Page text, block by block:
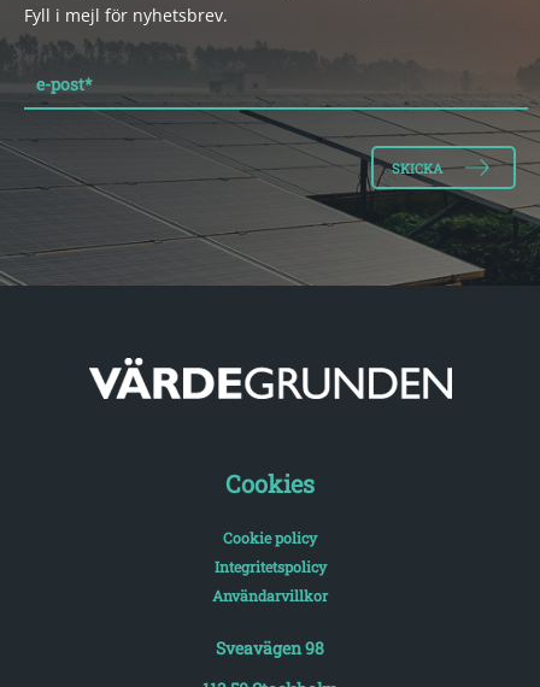
Fyll i mejl för nyhetsbrev.
e-post*
Cookies
Cookie policy
Integritetspolicy
Användarvillkor
Sveavägen 98